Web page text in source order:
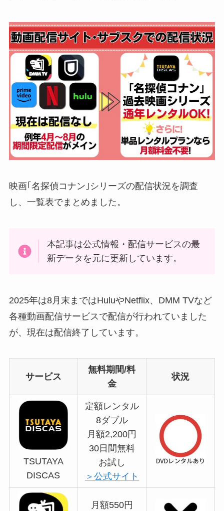
映画｢名探偵コナン｣シリーズの配信状況を調査
し、一覧表でまとめました。
本記事は公式情報・配信サービスの最
新データを元に更新しています。
2025年は8月末まではHuluやNetflix、DMM TVなど
各種動画配信サービスで配信が行われていました
が、現在は配信終了しています。
サービス
無料期間/料
金
状況
TSUTAYA
DISCAS
定額レンタル
8ダブル
月額2,200円
30日間無料
お試し
＞公式サイト
月額550円